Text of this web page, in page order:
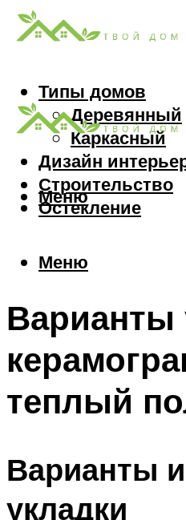
Типы домов
Деревянный
Каркасный
Дизайн
Строительство
Остекление
Меню
Меню
Варианты
теплый
Варианты
укладки